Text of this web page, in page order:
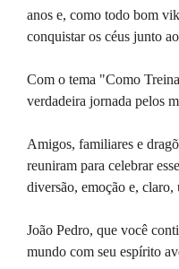
anos e, como todo bom
conquistar os céus junto
Com o tema "Como
verdadeira jornada pelos
Amigos, familiares e
reuniram para celebrar
diversão, emoção e, claro,
João Pedro, que você
mundo com seu espírito